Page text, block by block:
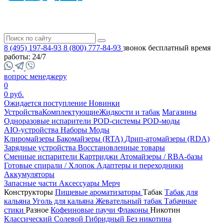
8 (495) 197-84-93 8 (800) 777-84-93 звонок бесплатный время
работы: 24/7
вопрос менеджеру
0
0 руб.
Ожидается поступление Новинки
УстройстваКомплектующиеЖидкости и табак Магазины
Одноразовые испарители POD-системы POD-моды
AIO-устройства Наборы Моды
Клиромайзеры Бакомайзеры (RTA) Дрип-атомайзеры (RDA)
Зарядные устройства Восстановленные товары
Сменные испарители Картриджи Атомайзеры / RBA-базы
Готовые спирали / Хлопок Адаптеры и переходники
Аккумуляторы
Запасные части Аксессуары Мерч
Конструкторы Пищевые ароматизаторы Табак Табак для
кальяна Уголь для кальяна Жевательный табак Табачные
стики Разное Кофеиновые паучи Флаконы Никотин
Классический Солевой Гибридный Без никотина